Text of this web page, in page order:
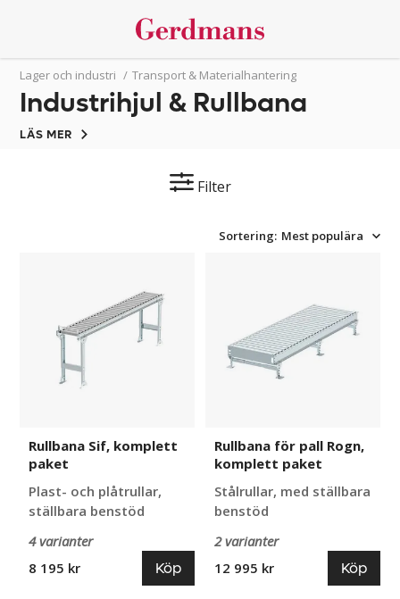
Lager och industri / Transport & Materialhantering
Industrihjul & Rullbana
LÄS MER
Filter
Sortering: Mest populära
Rullbana Sif, komplett
paket
Plast- och plåtrullar,
ställbara benstöd
4 varianter
8 195 kr
Köp
komplett
paket
Rullbana för pall Rogn,
komplett paket
Stålrullar, med ställbara
benstöd
2 varianter
12 995 kr
Köp